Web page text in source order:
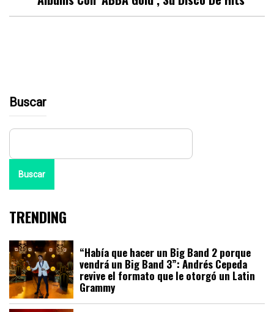
Buscar
Buscar
TRENDING
“Había que hacer un Big Band 2 porque
vendrá un Big Band 3”: Andrés Cepeda
revive el formato que le otorgó un Latin
Grammy